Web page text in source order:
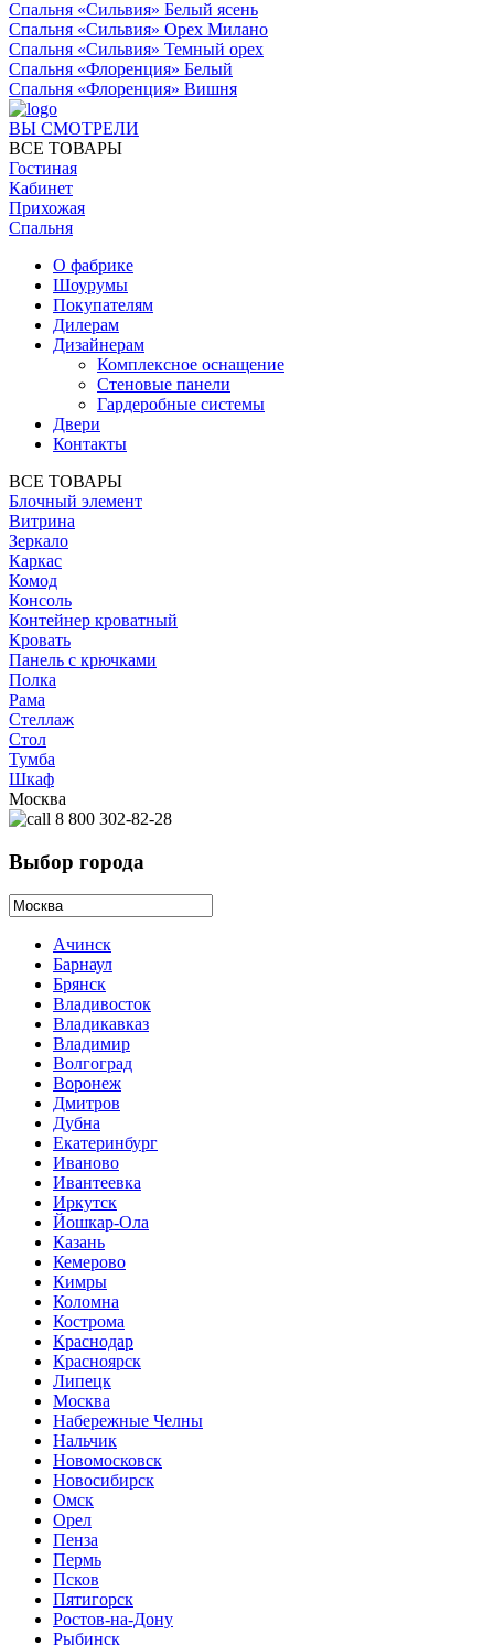
Спальня «Сильвия» Белый ясень
Спальня «Сильвия» Орех Милано
Спальня «Сильвия» Темный орех
Спальня «Флоренция» Белый
Спальня «Флоренция» Вишня
ВЫ СМОТРЕЛИ
ВСЕ ТОВАРЫ
Гостиная
Кабинет
Прихожая
Спальня
О фабрике
Шоурумы
Покупателям
Дилерам
Дизайнерам
Комплексное оснащение
Стеновые панели
Гардеробные системы
Двери
Контакты
ВСЕ ТОВАРЫ
Блочный элемент
Витрина
Зеркало
Каркас
Комод
Консоль
Контейнер кроватный
Кровать
Панель с крючками
Полка
Рама
Стеллаж
Стол
Тумба
Шкаф
Москва
8 800 302-82-28
Выбор города
Ачинск
Барнаул
Брянск
Владивосток
Владикавказ
Владимир
Волгоград
Воронеж
Дмитров
Дубна
Екатеринбург
Иваново
Ивантеевка
Иркутск
Йошкар-Ола
Казань
Кемерово
Кимры
Коломна
Кострома
Краснодар
Красноярск
Липецк
Москва
Набережные Челны
Нальчик
Новомосковск
Новосибирск
Омск
Орел
Пенза
Пермь
Псков
Пятигорск
Ростов-на-Дону
Рыбинск